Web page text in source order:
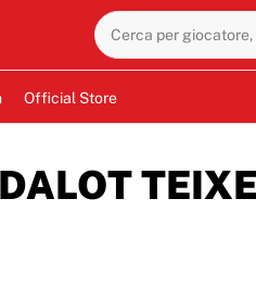
Cerca per
Official Store